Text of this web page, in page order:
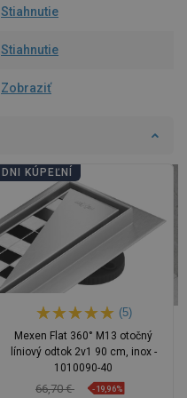
Stiahnutie
Stiahnutie
Zobraziť
DNI KÚPEĽNÍ
(5)
Mexen Flat 360° M13 otočný
líniový odtok 2v1 90 cm, inox -
1010090-40
66,70 € -19,96%